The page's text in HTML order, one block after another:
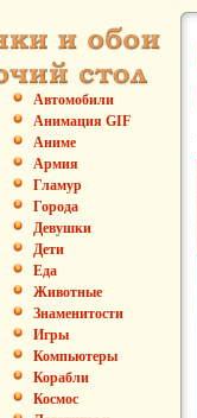
Автомобили
Анимация GIF
Аниме
Армия
Гламур
Города
Девушки
Дети
Еда
Животные
Знаменитости
Игры
Компьютеры
Корабли
Космос